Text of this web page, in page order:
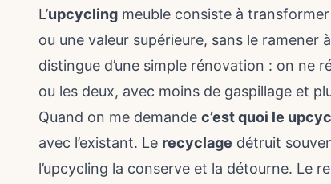
L’upcycling meuble consiste à
ou une valeur supérieure, sans le ramener
distingue d’une simple rénovation : on ne
ou les deux, avec moins de gaspillage et
Quand on me demande c’est quoi le
avec l’existant. Le recyclage détruit
l’upcycling la conserve et la détourne. Le